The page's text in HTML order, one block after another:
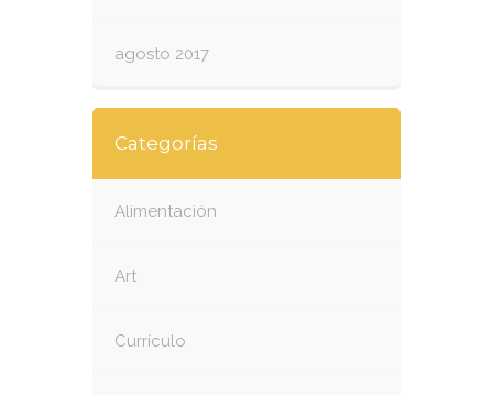
agosto 2017
Categorías
Alimentación
Art
Currículo